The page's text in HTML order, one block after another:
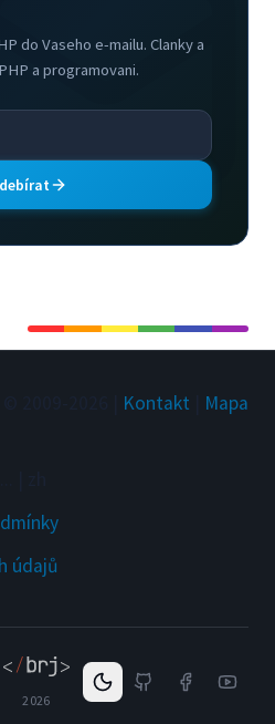
do Vaseho e-mailu. Clanky a
a programovani.
Kontakt
Mapa
údajů
2026